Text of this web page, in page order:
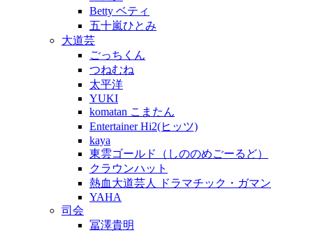
Betty ベティ
五十嵐ひとみ
大道芸
ごっちくん
つねむね
太平洋
YUKI
komatan こまたん
Entertainer Hi2(ヒッツ)
kaya
東雲ゴールド（しののめごーるど）
クラウンハット
熱血大道芸人 ドラマチック・ガマン
YAHA
司会
冨澤貴明